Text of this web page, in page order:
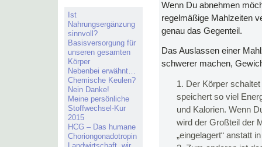
Ist
Nahrungsergänzung
sinnvoll?
Basisversorgung für
unseren gesamten
Körper
Nebenbei erwähnt…
Chemische Keulen?
Nein Danke!
Meine persönliche
Stoffwechsel-Kur
2015
HCG – Das humane
Choriongonadotropin
Wenn Du abnehmen
regelmäßige Mahlzeiten
genau das Gegenteil.
Das Auslassen einer
schwerer machen,
Der Körper
speichert so viel
und Kalorien. Wenn
wird der Großteil der
„eingelagert“ anstatt